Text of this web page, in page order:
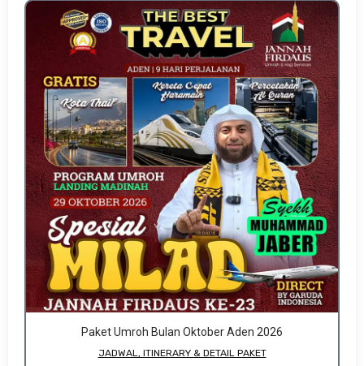
Paket Umroh Bulan Oktober Aden 2026
JADWAL, ITINERARY & DETAIL PAKET